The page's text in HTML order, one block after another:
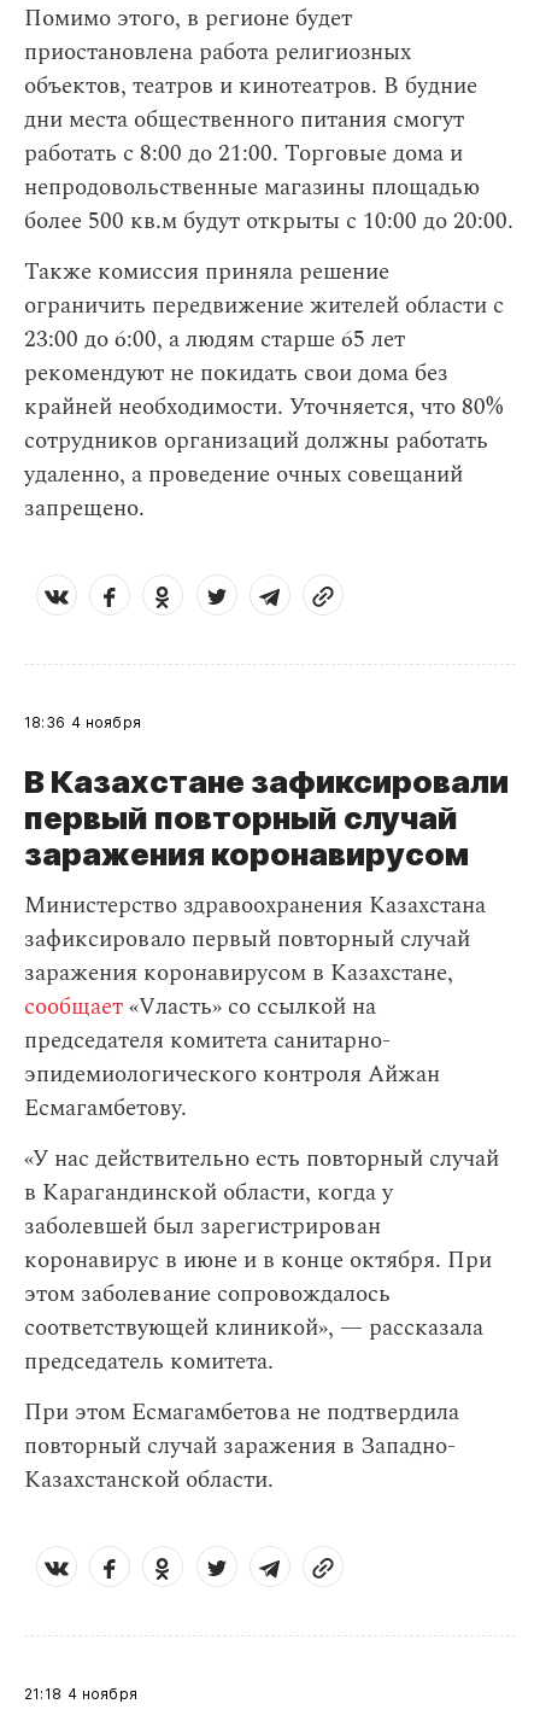
Помимо этого, в регионе будет
приостановлена работа религиозных
объектов, театров и кинотеатров. В будние
дни места общественного питания смогут
работать с 8:00 до 21:00. Торговые дома и
непродовольственные магазины площадью
более 500 кв.м будут открыты с 10:00 до 20:00.
Также комиссия приняла решение
ограничить передвижение жителей области с
23:00 до 6:00, а людям старше 65 лет
рекомендуют не покидать свои дома без
крайней необходимости. Уточняется, что 80%
сотрудников организаций должны работать
удаленно, а проведение очных совещаний
запрещено.
18:36 4 ноября
В Казахстане зафиксировали
первый повторный случай
заражения коронавирусом
Министерство здравоохранения Казахстана
зафиксировало первый повторный случай
заражения коронавирусом в Казахстане,
сообщает«Vласть» со ссылкой на
председателя комитета санитарно-
эпидемиологического контроля Айжан
Есмагамбетову.
«У нас действительно есть повторный случай
в Карагандинской области, когда у
заболевшей был зарегистрирован
коронавирус в июне и в конце октября. При
этом заболевание сопровождалось
соответствующей клиникой», — рассказала
председатель комитета.
При этом Есмагамбетова не подтвердила
повторный случай заражения в Западно-
Казахстанской области.
21:18 4 ноября